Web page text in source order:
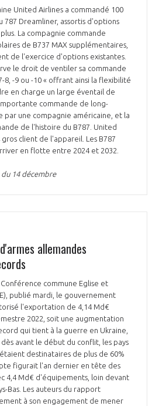
United Airlines a commandé 100
787 Dreamliner, assortis d'options
La compagnie commande
de B737 MAX supplémentaires,
de l'exercice d'options existantes.
le droit de ventiler sa commande
8, -9 ou -10 « offrant ainsi la flexibilité
en charge un large éventail de
importante commande de long-
par une compagnie américaine, et la
de l'histoire du B787. United
client de l'appareil. Les B787
en flotte entre 2024 et 2032.
14 décembre
allemandes
commune Eglise et
publié mardi, le gouvernement
l'exportation de 4,14 Md€
2022, soit une augmentation
qui tient à la guerre en Ukraine,
avant le début du conflit, les pays
destinataires de plus de 60%
figurait l'an dernier en tête des
4,4 Md€ d'équipements, loin devant
Bas. Les auteurs du rapport
à son engagement de mener